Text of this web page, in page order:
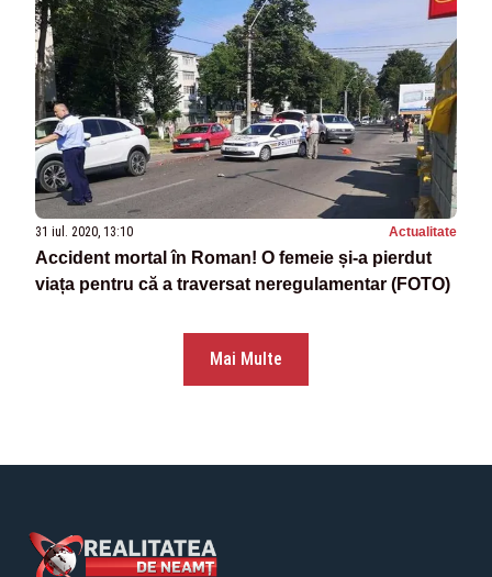
31 iul. 2020, 13:10 Actualitate
Accident mortal în Roman! O femeie și-a pierdut
viața pentru că a traversat neregulamentar (FOTO)
Mai Multe